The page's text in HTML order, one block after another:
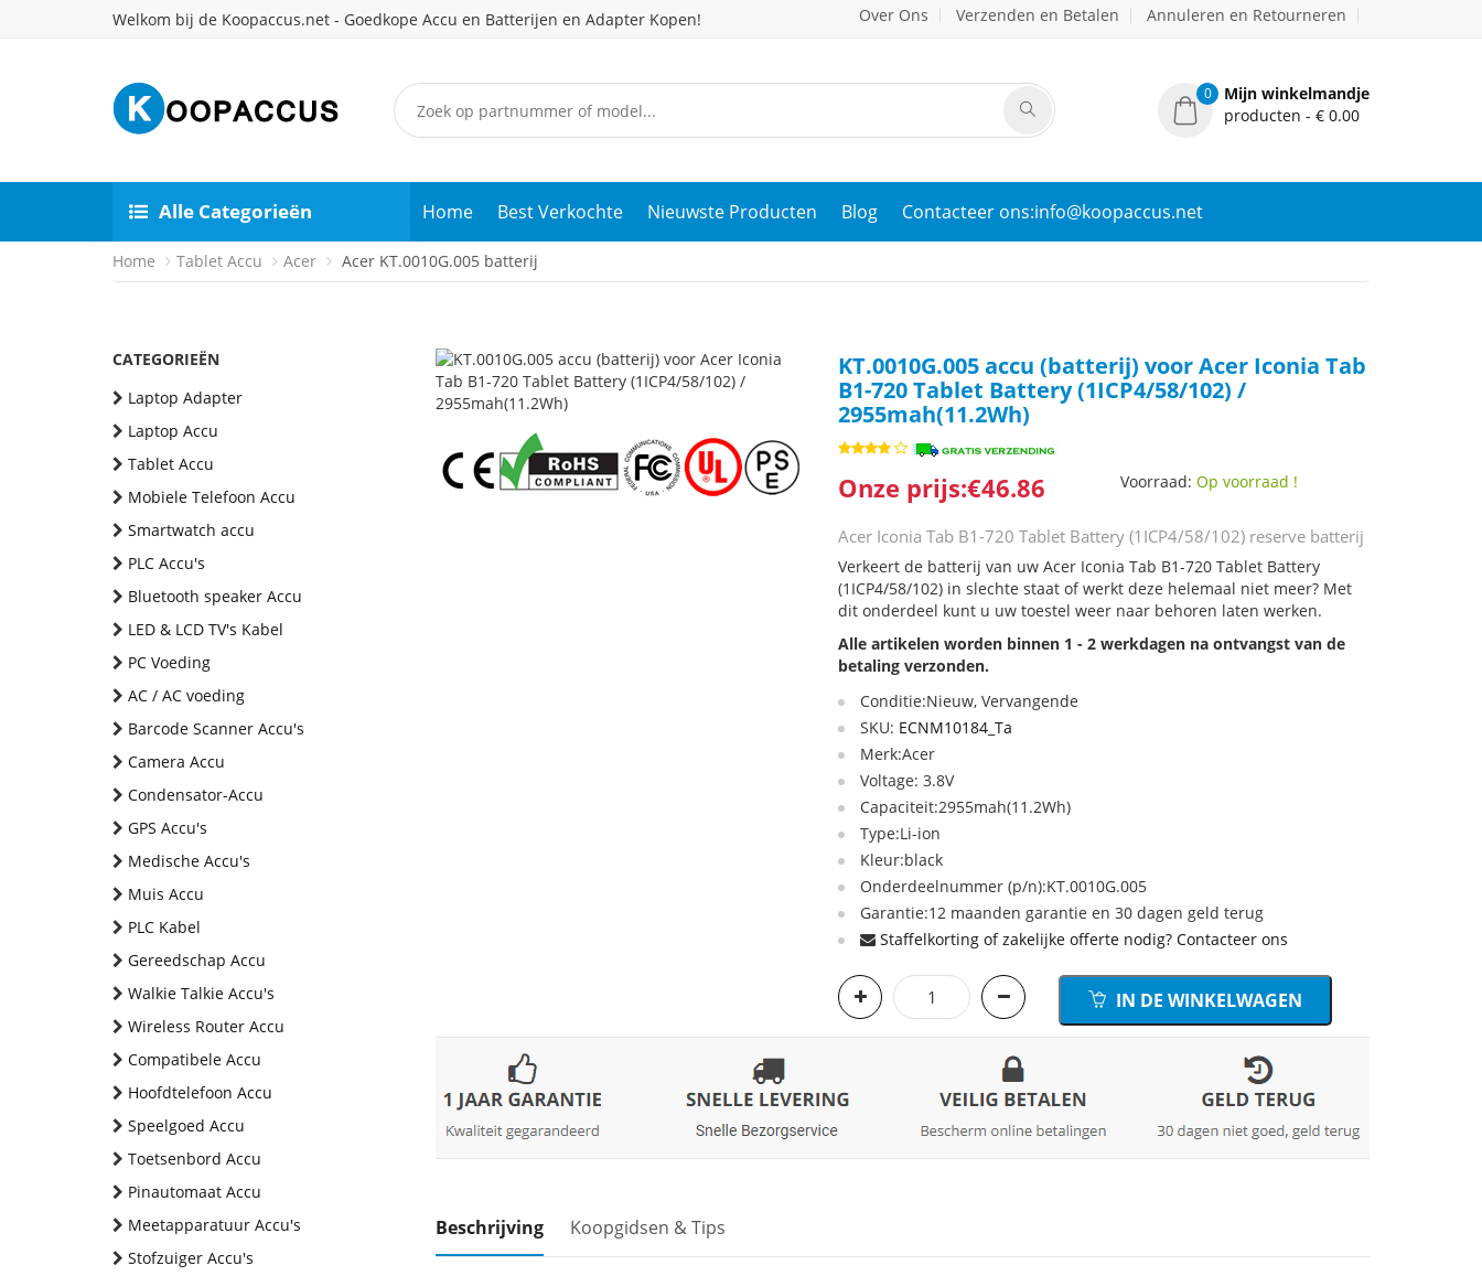
Welkom bij de Koopaccus.net - Goedkope Accu en Batterijen en Adapter Kopen! Over Ons Verzenden en Betalen Annuleren en Retourneren
0
Mijn winkelmandje
producten - € 0.00
Alle Categorieën Home Best Verkochte Nieuwste Producten Blog Contacteer ons:info@koopaccus.net
Home Tablet Accu Acer Acer KT.0010G.005 batterij
CATEGORIEËN
Laptop Adapter
Laptop Accu
Tablet Accu
Mobiele Telefoon Accu
Smartwatch accu
PLC Accu's
Bluetooth speaker Accu
LED & LCD TV's Kabel
PC Voeding
AC / AC voeding
Barcode Scanner Accu's
Camera Accu
Condensator-Accu
GPS Accu's
Medische Accu's
Muis Accu
PLC Kabel
Gereedschap Accu
Walkie Talkie Accu's
Wireless Router Accu
Compatibele Accu
Hoofdtelefoon Accu
Speelgoed Accu
Toetsenbord Accu
Pinautomaat Accu
Meetapparatuur Accu's
Stofzuiger Accu's
KT.0010G.005 accu (batterij) voor Acer Iconia Tab
B1-720 Tablet Battery (1ICP4/58/102) /
2955mah(11.2Wh)
Onze prijs:€46.86 Voorraad:Op voorraad !
Acer Iconia Tab B1-720 Tablet Battery (1ICP4/58/102) reserve batterij
Verkeert de batterij van uw Acer Iconia Tab B1-720 Tablet Battery
(1ICP4/58/102) in slechte staat of werkt deze helemaal niet meer? Met
dit onderdeel kunt u uw toestel weer naar behoren laten werken.
Alle artikelen worden binnen 1 - 2 werkdagen na ontvangst van de
betaling verzonden.
Conditie:Nieuw, Vervangende
SKU: ECNM10184_Ta
Merk:Acer
Voltage: 3.8V
Capaciteit:2955mah(11.2Wh)
Type:Li-ion
Kleur:black
Onderdeelnummer (p/n):KT.0010G.005
Garantie:12 maanden garantie en 30 dagen geld terug
Staffelkorting of zakelijke offerte nodig? Contacteer ons
IN DE WINKELWAGEN
Beschrijving Koopgidsen & Tips